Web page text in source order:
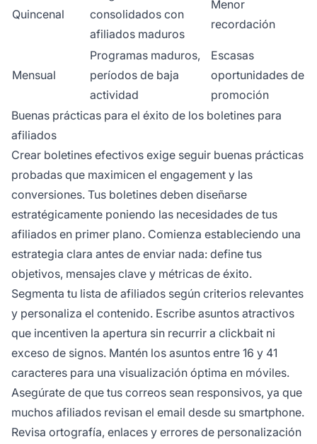
Quincenal
consolidados con
afiliados maduros
Menor
recordación
Mensual
Programas maduros,
períodos de baja
actividad
Escasas
oportunidades de
promoción
Buenas prácticas para el éxito de los boletines para
afiliados
Crear boletines efectivos exige seguir buenas prácticas
probadas que maximicen el engagement y las
conversiones. Tus boletines deben diseñarse
estratégicamente poniendo las necesidades de tus
afiliados en primer plano. Comienza estableciendo una
estrategia clara antes de enviar nada: define tus
objetivos, mensajes clave y métricas de éxito.
Segmenta tu lista de afiliados según criterios relevantes
y personaliza el contenido. Escribe asuntos atractivos
que incentiven la apertura sin recurrir a clickbait ni
exceso de signos. Mantén los asuntos entre 16 y 41
caracteres para una visualización óptima en móviles.
Asegúrate de que tus correos sean responsivos, ya que
muchos afiliados revisan el email desde su smartphone.
Revisa ortografía, enlaces y errores de personalización